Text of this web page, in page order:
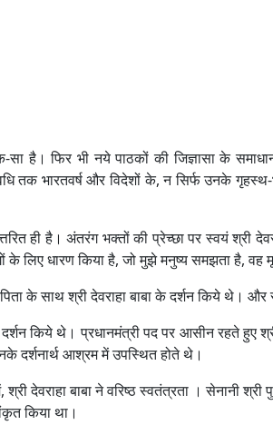
है। फिर भी नये पाठकों की जिज्ञासा के
तक भारतवर्ष और विदेशों के, न सिर्फ उनके
है। अंतरंग भक्तों की प्रेच्छा पर स्वयं श्री
के लिए धारण किया है, जो मुझे मनुष्य समझता है, वह
के साथ श्री देवराहा बाबा के दर्शन किये
किये थे। प्रधानमंत्री पद पर आसीन रहते हुए
दर्शनार्थ आश्रम में उपस्थित होते थे।
बाबा ने वरिष्ठ स्वतंत्रता । सेनानी श्री
किया था।